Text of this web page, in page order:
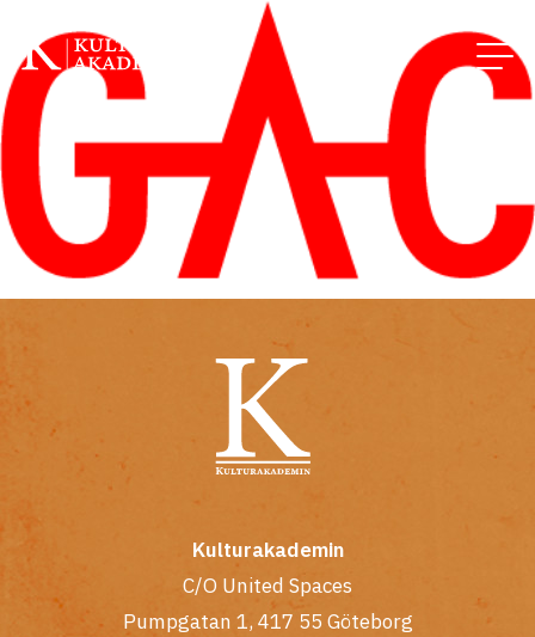
Kulturakademin
C/O United Spaces
Pumpgatan 1, 417 55 Göteborg